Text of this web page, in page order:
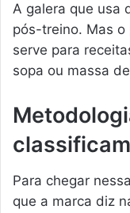
A galera que usa
pós-treino. Mas
serve para
sopa ou massa
Para chegar
que a marca diz